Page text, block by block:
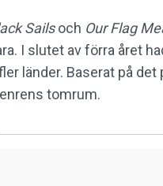
Sailsoch Our Flag
I slutet av förra året
länder. Baserat på det
tomrum.